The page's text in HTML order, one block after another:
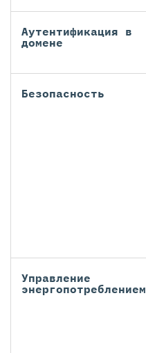
Аутентификация в
домене
Безопасность
Управление
энергопотреблением